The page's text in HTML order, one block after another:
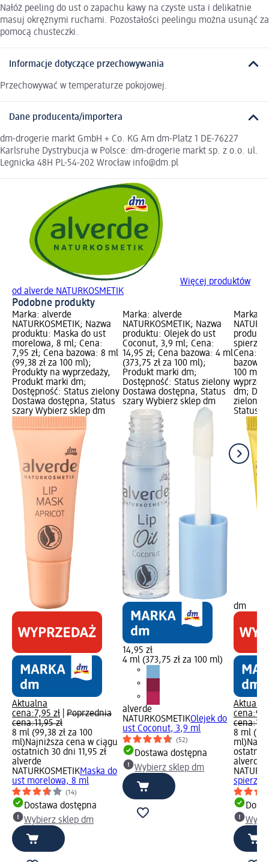
Nałóż peeling do ust o zapachu kawy na czyste usta i delikatnie
masuj okrężnymi ruchami. Pozostałości peelingu można usunąć za
pomocą chusteczki.
Informacje dotyczące przechowywania
Przechowywać w temperaturze pokojowej.
Dane producenta/importera
dm-drogerie markt GmbH + Co. KG Am dm-Platz 1 DE-76227
Karlsruhe Dystrybucja w Polsce: dm-drogerie markt sp. z o.o. ul.
Legnicka 48H PL-54-202 Wrocław info@dm.pl
Więcej produktów
od alverde NATURKOSMETIK
Podobne produkty
Marka: alverde
NATURKOSMETIK; Nazwa
produktu: Maska do ust
morelowa, 8 ml; Cena:
7,95 zł; Cena bazowa: 8 ml
(99,38 zł za 100 ml);
Produkty na wyprzedaży,
Produkt marki dm;
Dostępność: Status zielony
Dostawa dostępna, Status
szary Wybierz sklep dm
Aktualna
cena:7,95 zł
Poprzednia
cena:11,95 zł
8 ml (99,38 zł za 100
ml)Najniższa cena w ciągu
ostatnich 30 dni 11,95 zł
alverde
NATURKOSMETIKMaska do
ust morelowa, 8 ml
(14)
Dostawa dostępna
Wybierz sklep dm
Marka: alverde
NATURKOSMETIK; Nazwa
produktu: Olejek do ust
Coconut, 3,9 ml; Cena:
14,95 zł; Cena bazowa: 4 ml
(373,75 zł za 100 ml);
Produkt marki dm;
Dostępność: Status zielony
Dostawa dostępna, Status
szary Wybierz sklep dm
14,95 zł
4 ml (373,75 zł za 100 ml)
alverde
NATURKOSMETIKOlejek do
ust Coconut, 3,9 ml
(52)
Dostawa dostępna
Wybierz sklep dm
Marka:
Cena:
bazowa:
100 ml);
dm;
zielony
Status
dm
Aktualna
cena:
cena:
8 ml
ml)
alverde